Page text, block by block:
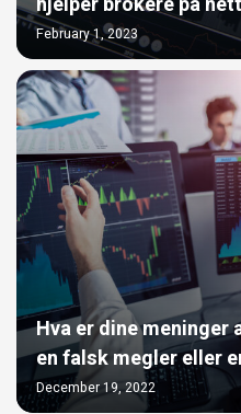
February 1, 2023
Hva er dine meninger
en falsk megler eller
December 19, 2022